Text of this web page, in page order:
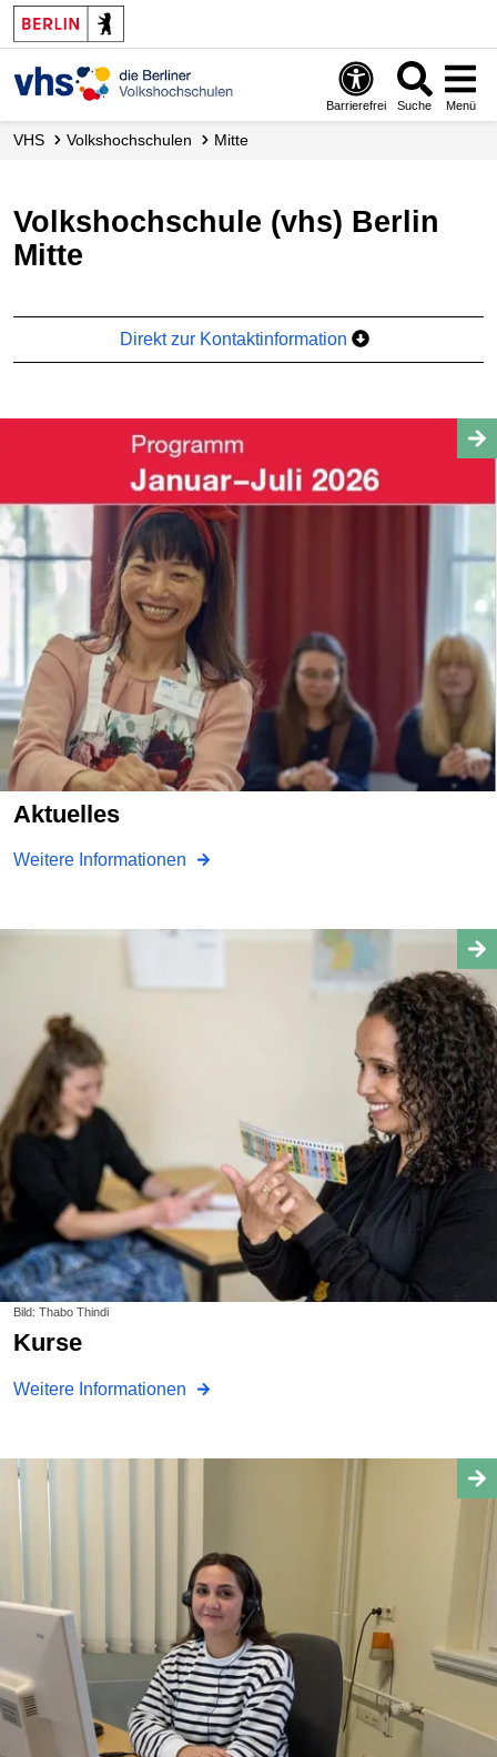
Barrierefrei Suche Menü
VHS Volks­hochschulen Mitte
Volkshochschule (vhs) Berlin
Mitte
Direkt zur Kontaktinformation
Aktuelles
Weitere Informationen
Bild: Thabo Thindi
Kurse
Weitere Informationen